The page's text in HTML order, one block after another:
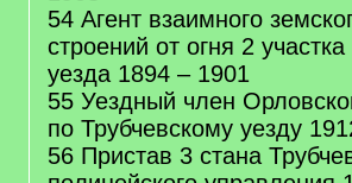
54 Агент взаимного
строений от огня 2 участка
уезда 1894 – 1901
55 Уездный член
по Трубчевскому уезду
56 Пристав 3 стана